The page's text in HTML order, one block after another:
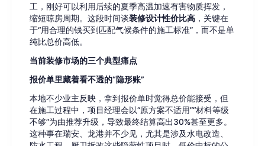
工，刚好可以利用后续的夏季高温加速有害物质挥发，
缩短晾房周期。这段时间谈装修设计性价比高 ，关键在
于“用合理的钱买到匹配气候条件的施工标准”，而不是单
纯比总价高低。
当前装修市场的三个典型痛点
报价单里藏着看不透的“隐形账”
本地不少业主反映，拿到报价单时觉得总价能接受，但
在施工过程中，项目经理会以“原方案不适用”“材料等级
不够”为由推荐升级，导致最终结算高出30%甚至更多。
这种事在瑞安、龙港并不少见，尤其是涉及水电改造、